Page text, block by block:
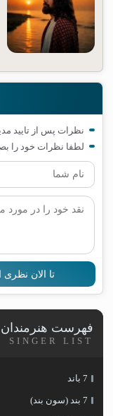
نظرات پس از تایید
لطفا نظرات خود را
تا الان
فهرست هنرمندان
SINGER LIST
7 باند
7 بند (سون بند)